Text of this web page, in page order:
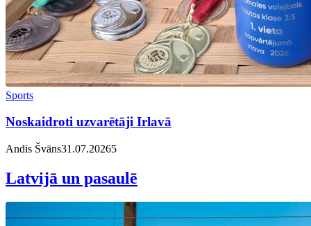
Sports
Noskaidroti uzvarētāji Irlavā
Andis Švāns31.07.20265
Latvijā un pasaulē